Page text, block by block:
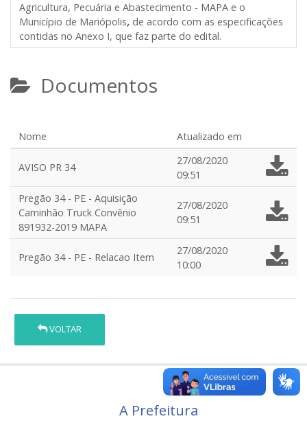
Agricultura, Pecuária e Abastecimento - MAPA e o
Município de Mariópolis, de acordo com as especificações
contidas no Anexo I, que faz parte do edital.
Documentos
Nome Atualizado em
AVISO PR 34
27/08/2020
09:51
Pregão 34 - PE - Aquisição
Caminhão Truck Convênio
891932-2019 MAPA
27/08/2020
09:51
Pregão 34 - PE - Relacao Item
27/08/2020
10:00
VOLTAR
A Prefeitura